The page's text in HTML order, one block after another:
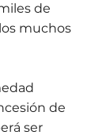
de
muchos
de
ser